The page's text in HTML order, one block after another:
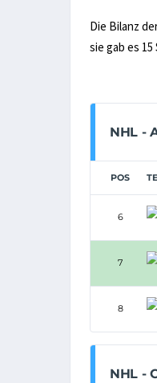
Die Bilanz
sie gab es
NHL -
POS
6
7
8
NHL -